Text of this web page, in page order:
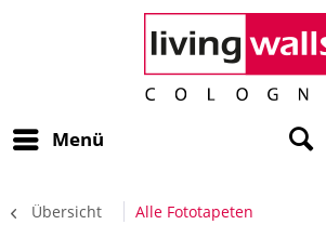
Menü
Übersicht Alle Fototapeten